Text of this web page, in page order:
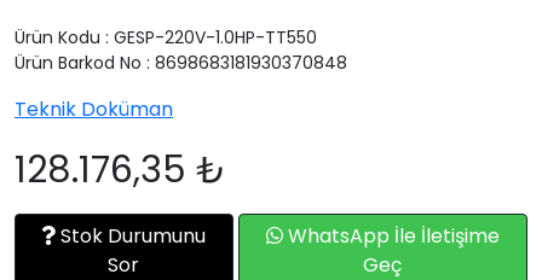
Ürün Kodu : GESP-220V-1.0HP-TT550
Ürün Barkod No : 8698683181930370848
Teknik Doküman
128.176,35 ₺
Stok Durumunu
Sor
WhatsApp İle İletişime
Geç